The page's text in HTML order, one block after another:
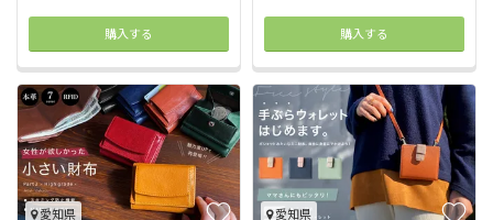
購入する 購入する
愛知県 愛知県